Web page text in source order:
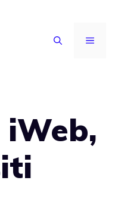
MENU